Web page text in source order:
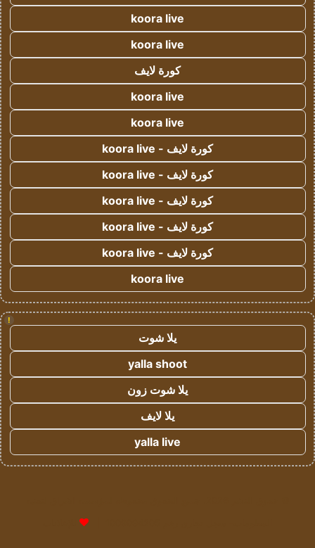
koora live
koora live
كورة لايف
koora live
koora live
كورة لايف - koora live
كورة لايف - koora live
كورة لايف - koora live
كورة لايف - koora live
كورة لايف - koora live
koora live
!
يلا شوت
yalla shoot
يلا شوت زون
يلا لايف
yalla live